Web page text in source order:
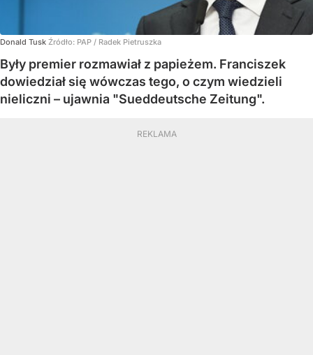
Donald Tusk Źródło: PAP / Radek Pietruszka
Były premier rozmawiał z papieżem. Franciszek
dowiedział się wówczas tego, o czym wiedzieli
nieliczni – ujawnia "Sueddeutsche Zeitung".